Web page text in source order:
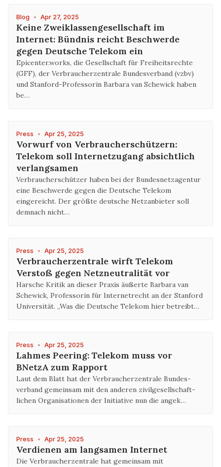
Blog • Apr 27, 2025
Keine Zweiklassengesellschaft im
Internet: Bündnis reicht Beschwerde
gegen Deutsche Telekom ein
Epicenter.works, die Gesellschaft für Freiheitsrechte
(GFF), der Verbraucherzentrale Bundesverband (vzbv)
und Stanford-Professorin Barbara van Schewick haben
be…
Press • Apr 25, 2025
Vorwurf von Verbraucherschützern:
Telekom soll Internetzugang absichtlich
verlangsamen
Verbraucherschützer haben bei der Bundesnetzagentur
eine Beschwerde gegen die Deutsche Telekom
eingereicht. Der größte deutsche Netzanbieter soll
demnach nicht…
Press • Apr 25, 2025
Verbraucherzentrale wirft Telekom
Verstoß gegen Netzneutralität vor
Harsche Kritik an dieser Praxis äußerte Barbara van
Schewick, Professorin für Internetrecht an der Stanford
Universität. „Was die Deutsche Telekom hier betreibt…
Press • Apr 25, 2025
Lahmes Peering: Telekom muss vor
BNetzA zum Rapport
Laut dem Blatt hat der Verbrau­cher­zentrale Bundes­
verband gemeinsam mit den anderen zivil­gesell­schaft­
lichen Orga­nisa­tionen der Initia­tive nun die ange­k…
Press • Apr 25, 2025
Verdienen am langsamen Internet
Die Verbraucherzentrale hat gemeinsam mit